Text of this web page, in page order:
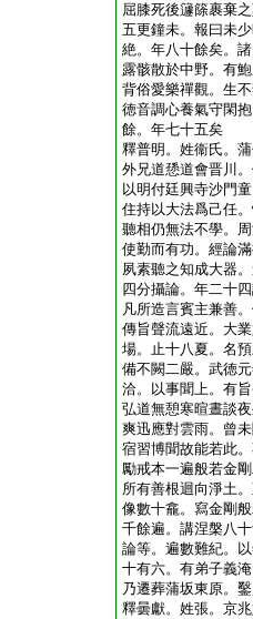
屈膝死後籧篨裹棄
五更鐘未。報曰未
絶。年八十餘矣。
露骸散於中野。有
背俗愛樂禪觀。生
徳音調心養氣守閑
餘。年七十五矣
釋普明。姓衞氏。
外兄道愻道會晋川
以明付廷興寺沙門
住持以大法爲己任
聽相仍無法不學。
使勤而有功。經論
夙素聽之知成大器
四分攝論。年二十
凡所造言賓主兼善
傳旨聲流遠近。大
場。止十八夏。名
備不闕二嚴。武徳
洽。以事聞上。有
弘道無憩寒暄晝談
爽迅應對雲雨。曾
宿習博聞故能若此
勵戒本一遍般若金
所有善根迴向淨土
像數十龕。寫金剛
千餘遍。講涅槃八
論等。遍數難紀。
十有六。有弟子義
乃遷葬蒲坂東原。
釋曇獻。姓張。京